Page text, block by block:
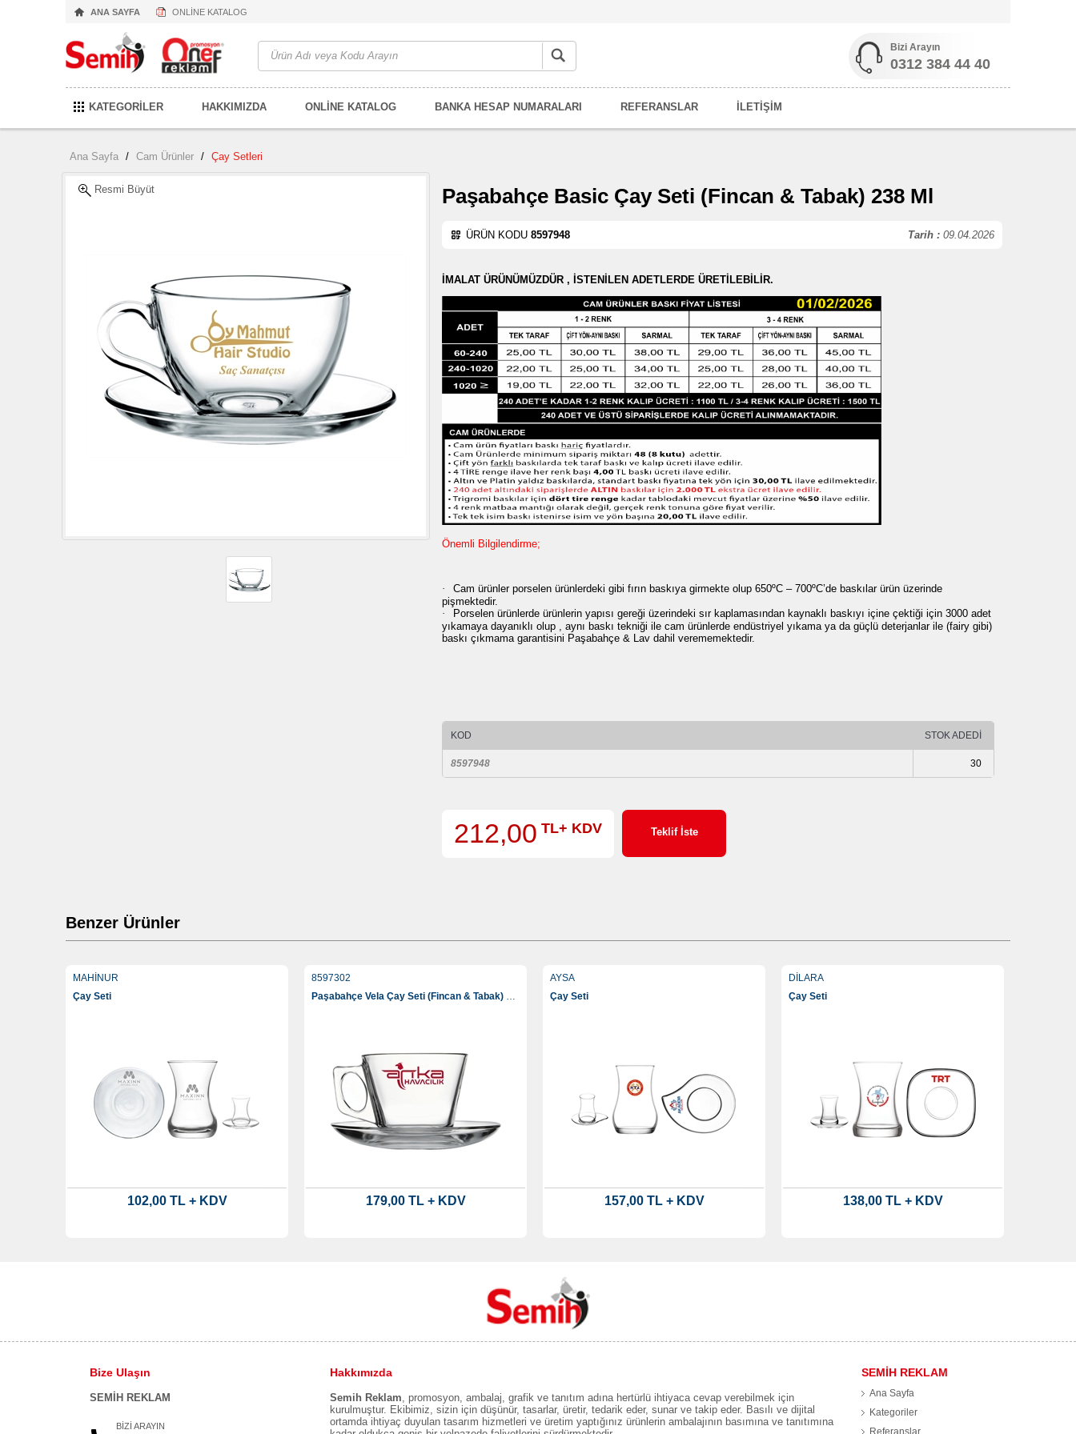
ANA SAYFA ONLİNE KATALOG
Bizi Arayın
0312 384 44 40
KATEGORİLER HAKKIMIZDA ONLİNE KATALOG BANKA HESAP NUMARALARI REFERANSLAR İLETİŞİM
Ana Sayfa / Cam Ürünler / Çay Setleri
Resmi Büyüt Paşabahçe Basic Çay Seti (Fincan & Tabak) 238 Ml
Tarih : 09.04.2026
ÜRÜN KODU 8597948
İMALAT ÜRÜNÜMÜZDÜR , İSTENİLEN ADETLERDE ÜRETİLEBİLİR.
Önemli Bilgilendirme;
· Cam ürünler porselen ürünlerdeki gibi fırın baskıya girmekte olup 650ºC – 700ºC’de baskılar ürün üzerinde
pişmektedir.
·
Porselen ürünlerde ürünlerin yapısı gereği üzerindeki sır kaplamasından kaynaklı baskıyı içine çektiği için 3000 adet
yıkamaya dayanıklı olup , aynı baskı tekniği ile cam ürünlerde endüstriyel yıkama ya da güçlü deterjanlar ile (fairy gibi)
baskı çıkmama garantisini Paşabahçe & Lav dahil verememektedir.
KOD STOK ADEDİ
8597948 30
212,00 TL+ KDV Teklif İste
Benzer Ürünler
MAHİNUR
Çay Seti
102,00 TL + KDV
8597302
Paşabahçe Vela Çay Seti (Fincan & Tabak) 195 Ml
179,00 TL + KDV
AYSA
Çay Seti
157,00 TL + KDV
DİLARA
Çay Seti
138,00 TL + KDV
Bize Ulaşın
SEMİH REKLAM
BİZİ ARAYIN
Hakkımızda
Semih Reklam, promosyon, ambalaj, grafik ve tanıtım adına hertürlü ihtiyaca cevap verebilmek için
kurulmuştur. Ekibimiz, sizin için düşünür, tasarlar, üretir, tedarik eder, sunar ve takip eder. Basılı ve dijital
ortamda ihtiyaç duyulan tasarım hizmetleri ve üretim yaptığınız ürünlerin ambalajının basımına ve tanıtımına
SEMİH REKLAM
Ana Sayfa
Kategoriler